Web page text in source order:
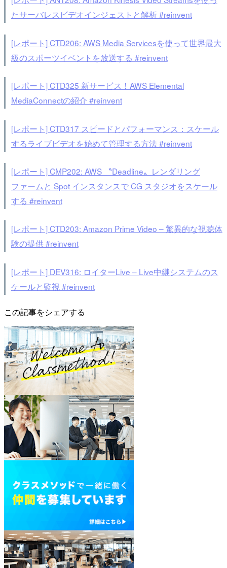
たサーバレスビデオインジェストと解析 #reinvent
[レポート] CTD206: AWS Media Servicesを使って世界最大
級のスポーツイベントを放送する #reinvent
[レポート] CTD325 新サービス！AWS Elemental
MediaConnectの紹介 #reinvent
[レポート] CTD317 スピードとパフォーマンス：スケール
するライブビデオを始めて管理する方法 #reinvent
[レポート] CMP202: AWS 〝Deadline〟レンダリング
ファームと Spot インスタンスで CG スタジオをスケール
する #reinvent
[レポート] CTD203: Amazon Prime Video – 驚異的な視聴体
験の提供 #reinvent
[レポート] DEV316: ロイターLive – Live中継システムのス
ケールと監視 #reinvent
この記事をシェアする